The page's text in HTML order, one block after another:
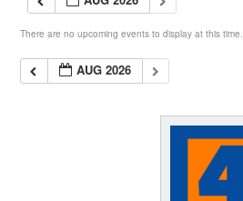
There are no upcoming events to display at this time.
AUG 2026